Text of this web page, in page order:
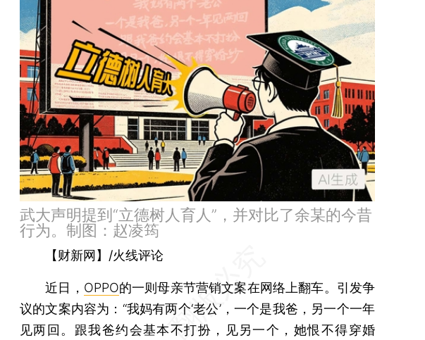
武大声明提到“立德树人育人”，并对比了余某的今昔
行为。制图：赵凌筠
【财新网】/火线评论
近日， OPPO的一则母亲节营销文案在网络上翻车。引发争
议的文案内容为：“我妈有两个‘老公’，一个是我爸，另一个一年
见两回。跟我爸约会基本不打扮，见另一个，她恨不得穿婚